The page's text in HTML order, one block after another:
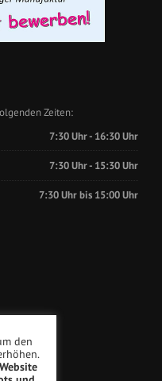
Zeiten:
7:30 Uhr - 16:30 Uhr
7:30 Uhr - 15:30 Uhr
7:30 Uhr bis 15:00 Uhr
den